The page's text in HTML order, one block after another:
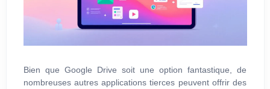
Bien que Google Drive soit une option fantastique, de
nombreuses autres applications tierces peuvent offrir des